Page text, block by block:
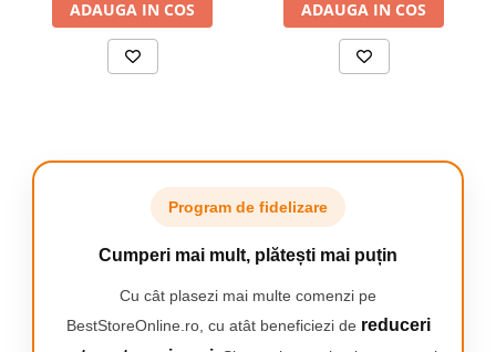
- Adapatorul este echipat cu 3 nivele de reglare a debitului
de apa. Acest lucru face ca apa sa fie mai atractiva pentru
animalul dvs. de companie si va fi mai dispus sa o bea.
Sistem modern de filtrare
- asigurat de un filtru eficient de
set. Datorita posibilitatii de a demonta elementele sale, il puteti
curata usor si rapid si sub jet de apa.
O solutie convenabila pentru proprietarii de animale de
- uitati de bolurile de apa lipicioase care colecteaza
doar praful si blana
moarta, Indeparta
ADAUGA IN COS
moarta, Indeparta
ADAUGA IN COS
Program de fidelizare
Cumperi mai mult, plătești mai puțin
Cu cât plasezi mai multe comenzi pe
BestStoreOnline.ro, cu atât beneficiezi de reduceri